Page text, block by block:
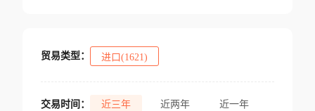
贸易类型： 进口(1621)
交易时间： 近三年 近两年 近一年